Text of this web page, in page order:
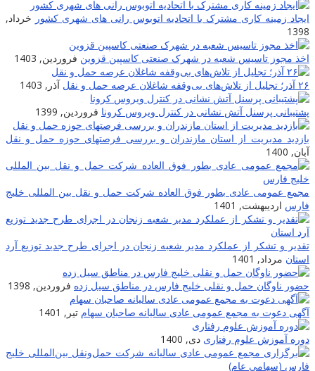
ایجاد زمینه کارى مشترک با اتحادیه اتوبوس رانى هاى شهرى کشور خرداد,
1398
اخذ مجوز تاسیس شعبه در شهرک صنعتی کاسپین قزوین فروردین, 1403
۲۶ آذر؛ تجلیل از تلاش‌های بی‌وقفه شاغلان عرصه حمل و نقل
آذر, 1403
پشتیبانی پرسنل آتش نشانی در کنترل ویروس کرونا فروردین, 1399
بازدید مدیریت از استان مازندران و بررسی فرصتهای حوزه حمل و نقل
آبان, 1400
مجمع عمومی عادی بطور فوق العاده شرکت حمل و نقل بین المللی خلیج
فارس اردیبهشت, 1401
تقدیر و تشکر از عملکرد مدیر شعبه زنجان در اجرای طرح جدید توزیع آرد
استان مرداد, 1401
حضور ناوگان حمل و نقلی خلیج فارس در مناطق سیل زده فروردین, 1398
آگهی دعوت به مجمع عمومی عادی سالیانه صاحبان سهام تیر, 1401
دوره آموزش علوم رفتاری دی, 1400